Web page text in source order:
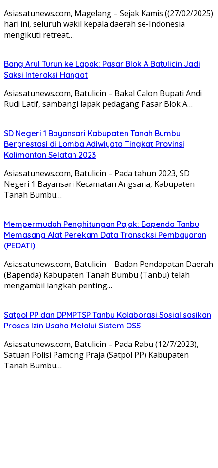
Asiasatunews.com, Magelang – Sejak Kamis ((27/02/2025)
hari ini, seluruh wakil kepala daerah se-Indonesia
mengikuti retreat…
Bang Arul Turun ke Lapak: Pasar Blok A Batulicin Jadi
Saksi Interaksi Hangat
Asiasatunews.com, Batulicin – Bakal Calon Bupati Andi
Rudi Latif, sambangi lapak pedagang Pasar Blok A…
SD Negeri 1 Bayansari Kabupaten Tanah Bumbu
Berprestasi di Lomba Adiwiyata Tingkat Provinsi
Kalimantan Selatan 2023
Asiasatunews.com, Batulicin – Pada tahun 2023, SD
Negeri 1 Bayansari Kecamatan Angsana, Kabupaten
Tanah Bumbu…
Mempermudah Penghitungan Pajak: Bapenda Tanbu
Memasang Alat Perekam Data Transaksi Pembayaran
(PEDATI)
Asiasatunews.com, Batulicin – Badan Pendapatan Daerah
(Bapenda) Kabupaten Tanah Bumbu (Tanbu) telah
mengambil langkah penting…
Satpol PP dan DPMPTSP Tanbu Kolaborasi Sosialisasikan
Proses Izin Usaha Melalui Sistem OSS
Asiasatunews.com, Batulicin – Pada Rabu (12/7/2023),
Satuan Polisi Pamong Praja (Satpol PP) Kabupaten
Tanah Bumbu…